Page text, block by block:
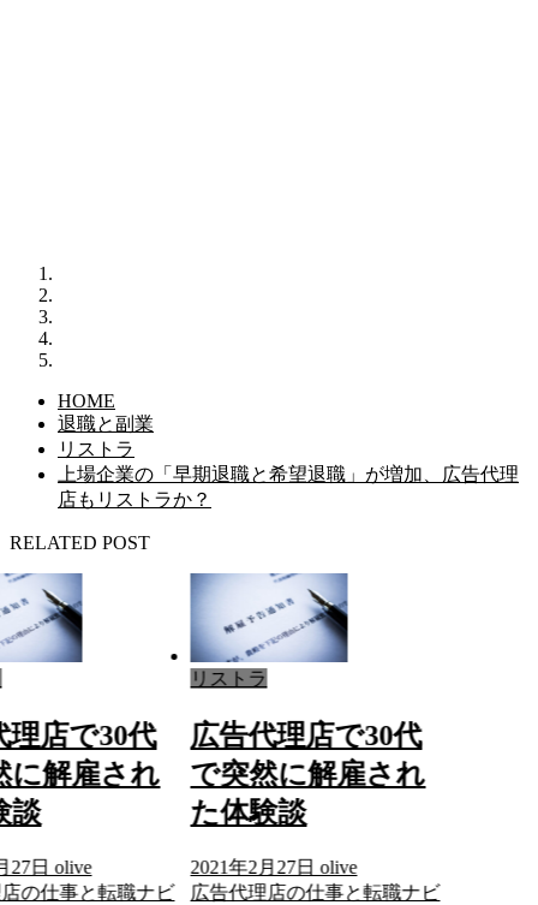
HOME
退職と副業
リストラ
上場企業の「早期退職と希望退職」が増加、広告代理
店もリストラか？
RELATED POST
理店で30代
に解雇され
談
27日 olive
の仕事と転職ナビ
リストラ
広告代理店で30代
で突然に解雇され
た体験談
2021年2月27日 olive
広告代理店の仕事と転職ナビ